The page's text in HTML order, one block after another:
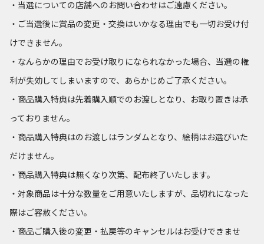
・当選についての店舗へのお問い合わせはご遠慮ください。
・ご当選後に賞品の変更・交換はいかなる理由でも一切お受け付
けできません。
・なんらかの理由でお受け取りになられなかった場合、当選の権
利が失効してしまいますので、あらかじめご了承ください。
・商品購入特典は先着購入順でのお渡しとなり、お取り置きは承
っておりません。
・商品購入特典はのお渡しはランダムとなり、絵柄はお選びいた
だけません。
・商品購入特典は無くなり次第、配布終了いたします。
・対象商品は十分な数量をご用意いたしますが、品切れになった
際はご容赦ください。
・商品ご購入後の変更・払戻等のキャンセルはお受けできませ